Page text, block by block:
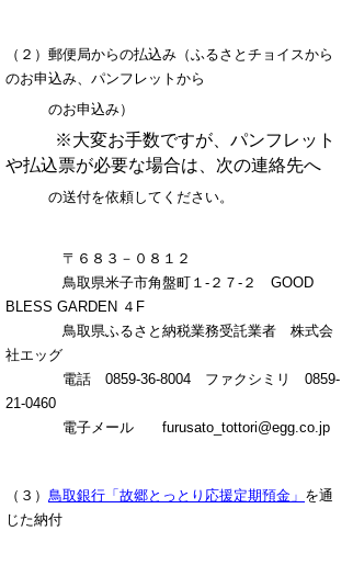
（２）郵便局からの払込み（ふるさとチョイスから
のお申込み、パンフレットから
のお申込み）
※大変お手数ですが、パンフレット
や払込票が必要な場合は、次の連絡先へ
の送付を依頼してください。
〒６８３－０８１２
鳥取県米子市角盤町１-２７-２ GOOD
BLESS GARDEN ４F
鳥取県ふるさと納税業務受託業者 株式会
社エッグ
電話 0859-36-8004 ファクシミリ 0859-
21-0460
電子メール furusato_tottori@egg.co.jp
（３） 鳥取銀行「故郷とっとり応援定期預金」 を通
じた納付